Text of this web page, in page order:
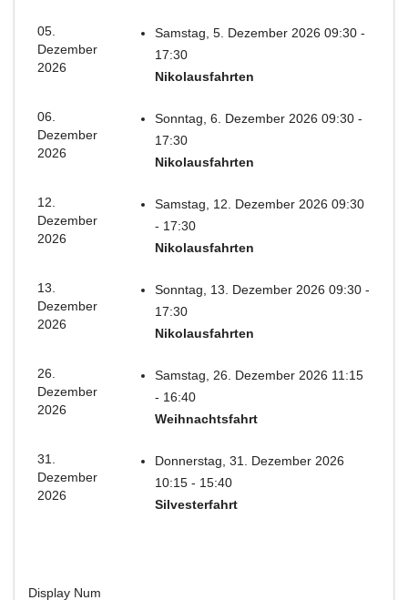
05.
Dezember
2026
Samstag, 5. Dezember 2026 09:30 -
17:30
Nikolausfahrten
06.
Dezember
2026
Sonntag, 6. Dezember 2026 09:30 -
17:30
Nikolausfahrten
12.
Dezember
2026
Samstag, 12. Dezember 2026 09:30
- 17:30
Nikolausfahrten
13.
Dezember
2026
Sonntag, 13. Dezember 2026 09:30 -
17:30
Nikolausfahrten
26.
Dezember
2026
Samstag, 26. Dezember 2026 11:15
- 16:40
Weihnachtsfahrt
31.
Dezember
2026
Donnerstag, 31. Dezember 2026
10:15 - 15:40
Silvesterfahrt
Display Num